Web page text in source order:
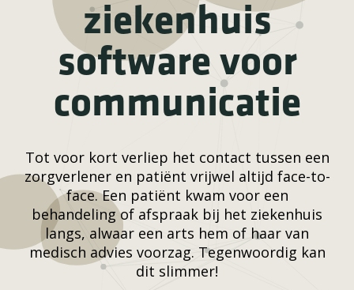
ziekenhuis
software voor
communicatie
Tot voor kort verliep het contact tussen een
zorgverlener en patiënt vrijwel altijd face-to-
face. Een patiënt kwam voor een
behandeling of afspraak bij het ziekenhuis
langs, alwaar een arts hem of haar van
medisch advies voorzag. Tegenwoordig kan
dit slimmer!